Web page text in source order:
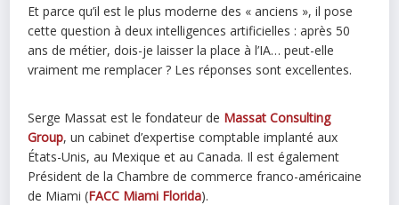
Et parce qu’il est le plus moderne des « anciens », il pose
cette question à deux intelligences artificielles : après 50
ans de métier, dois-je laisser la place à l’IA… peut-elle
vraiment me remplacer ? Les réponses sont excellentes.
Serge Massat est le fondateur de Massat Consulting
Group, un cabinet d’expertise comptable implanté aux
États-Unis, au Mexique et au Canada. Il est également
Président de la Chambre de commerce franco-américaine
de Miami (FACC Miami Florida).